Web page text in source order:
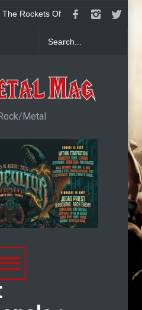
Rockets Of
Yngwie
Now Or Never
Metal